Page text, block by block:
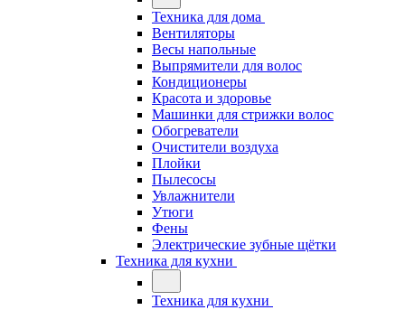
Техника для дома
Вентиляторы
Весы напольные
Выпрямители для волос
Кондиционеры
Красота и здоровье
Машинки для стрижки волос
Обогреватели
Очистители воздуха
Плойки
Пылесосы
Увлажнители
Утюги
Фены
Электрические зубные щётки
Техника для кухни
Техника для кухни